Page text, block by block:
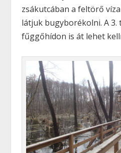
zsákutcában a feltörő
látjuk bugyborékolni. A
fűggőhídon is át lehet